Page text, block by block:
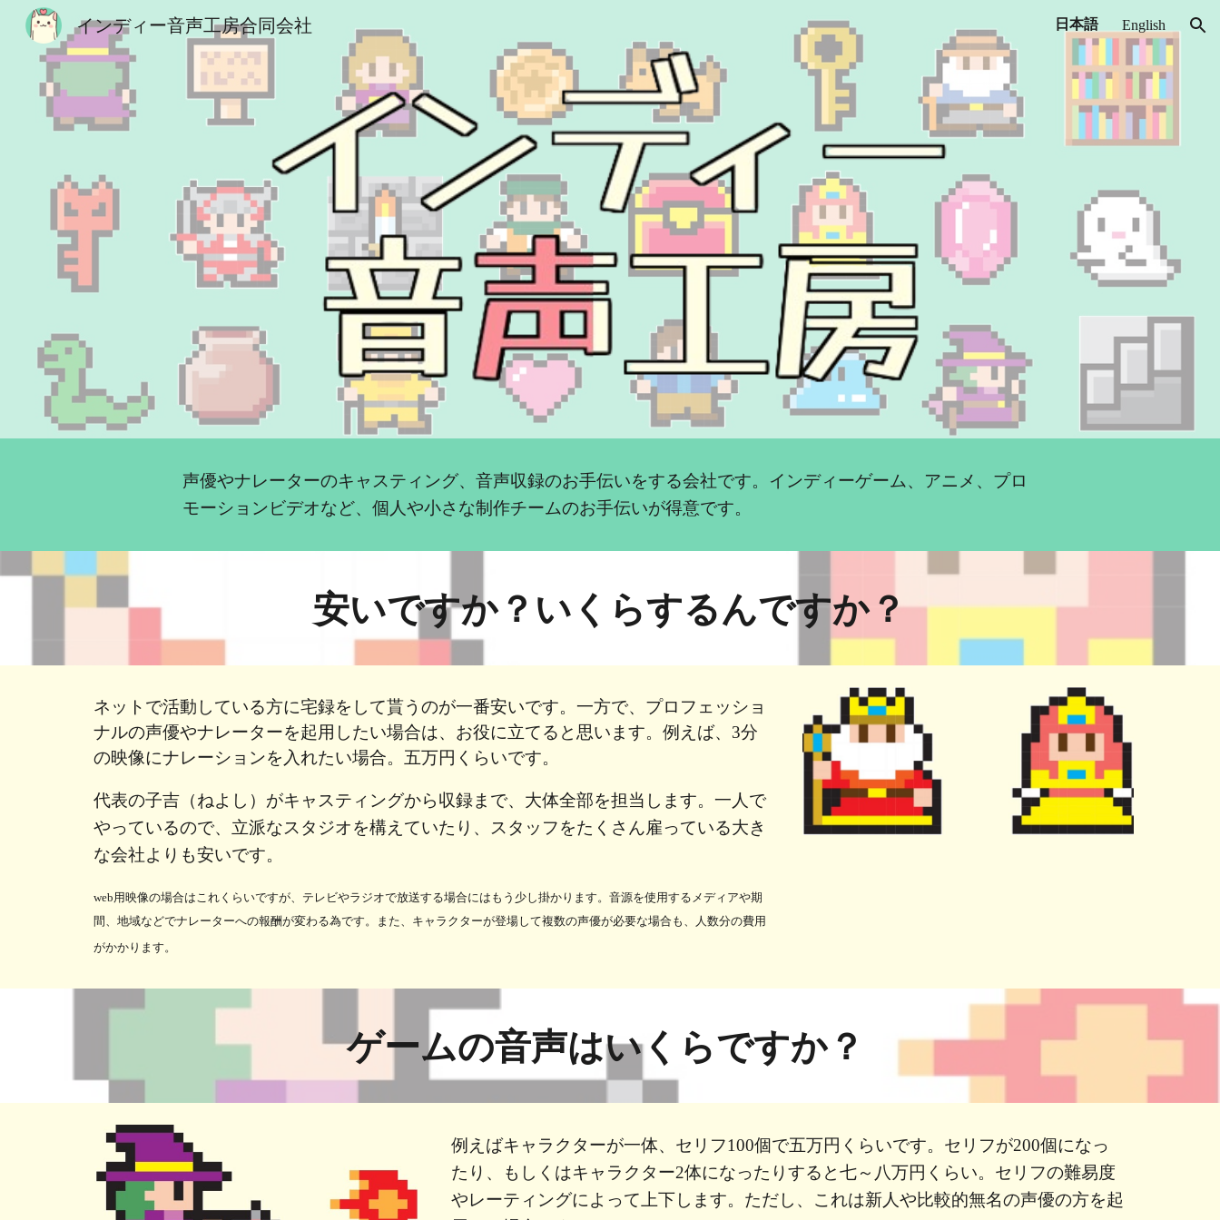
Skip to main content Skip to navigation
インディー音声工房合同会社 日本語 English
声優やナレーターのキャスティング、音声収録のお手伝いをする会社です。インディーゲーム、アニメ、プロ
モーションビデオなど、個人や小さな制作チームのお手伝いが得意です。
安いですか？いくらするんですか？
ネットで活動している方に宅録をして貰うのが一番安いです。一方で、プロフェッショ
ナルの声優やナレーターを起用したい場合は、お役に立てると思います。例えば、3分
の映像にナレーションを入れたい場合。五万円くらいです。
代表の子吉（ねよし）がキャスティングから収録まで、大体全部を担当します。 一人で
やっているので、立派なスタジオを構えていたり、スタッフをたくさん雇っている大き
な会社よりも安いです。
web用映像の場合はこれくらいですが、テレビやラジオで放送する場合にはもう少し掛かります。音源を使用するメディアや期
間、地域などでナレーターへの報酬が変わる為です。また、キャラクターが登場して複数の声優が必要な場合も、人数分の費用
がかかります。
ゲームの音声はいくらですか？
例えばキャラクターが一体、セリフ100個で五万円くらいです。セリフが200個になっ
たり、もしくはキャラクター2体になったりすると七～八万円くらい。セリフの難易度
やレーティングによって上下します。ただし、これは新人や比較的無名の声優の方を起